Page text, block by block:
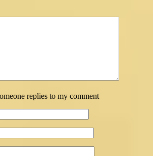
replies to my comment